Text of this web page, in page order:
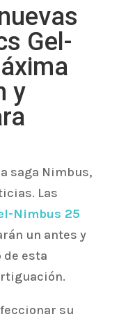
Gel-
y
saga Nimbus,
Las
Nimbus 25
un antes y
de esta
su